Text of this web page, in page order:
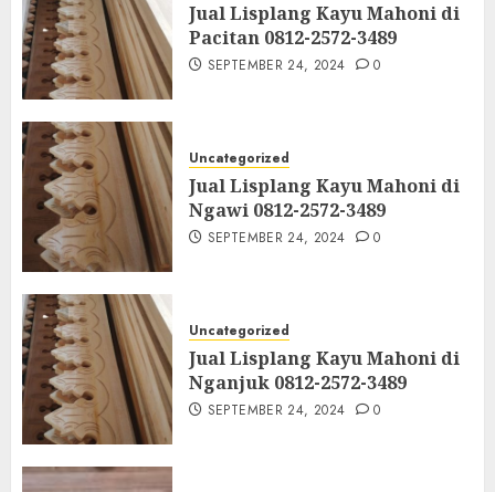
Jual Lisplang Kayu Mahoni di
Pacitan 0812-2572-3489
SEPTEMBER 24, 2024 0
Uncategorized
Jual Lisplang Kayu Mahoni di
Ngawi 0812-2572-3489
SEPTEMBER 24, 2024 0
Uncategorized
Jual Lisplang Kayu Mahoni di
Nganjuk 0812-2572-3489
SEPTEMBER 24, 2024 0